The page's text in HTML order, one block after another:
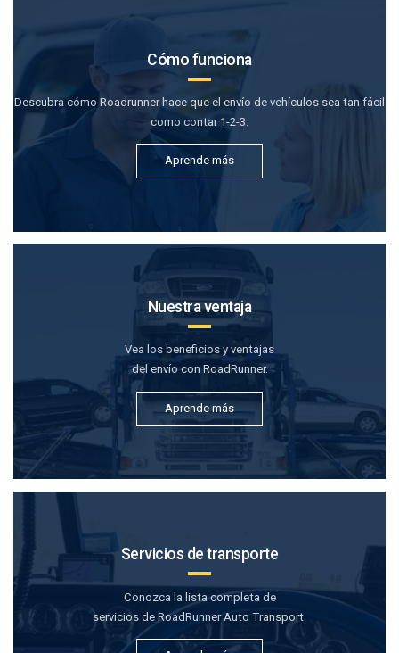
Cómo funciona
Descubra cómo Roadrunner hace que el envío de vehículos sea tan fácil
como contar 1-2-3.
Aprende más
Nuestra ventaja
Vea los beneficios y ventajas
del envío con RoadRunner.
Aprende más
Servicios de transporte
Conozca la lista completa de
servicios de RoadRunner Auto Transport.